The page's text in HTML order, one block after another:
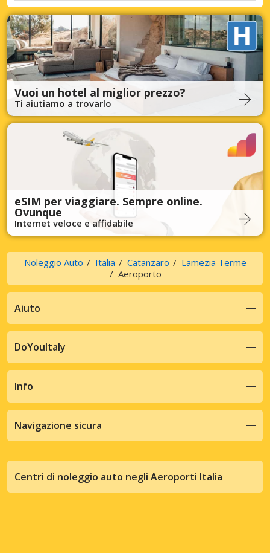
Vuoi un hotel al miglior prezzo?
Ti aiutiamo a trovarlo
eSIM per viaggiare. Sempre online.
Ovunque
Internet veloce e affidabile
Noleggio Auto Italia Catanzaro
Lamezia Terme
Aeroporto
Aiuto
DoYouItaly
Info
Navigazione sicura
Centri di noleggio auto negli Aeroporti Italia